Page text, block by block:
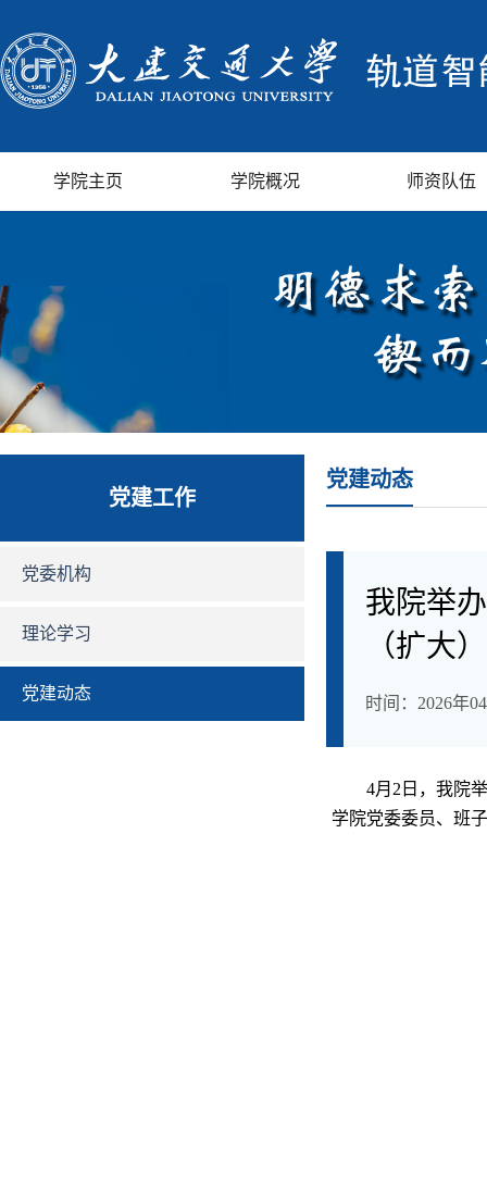
学院主页 学院概况 师资队伍
党建工作
党委机构
理论学习
党建动态
党建动态
我院举
（扩大
时间：2026年
4月 2 日，我院
学院党委委员、班